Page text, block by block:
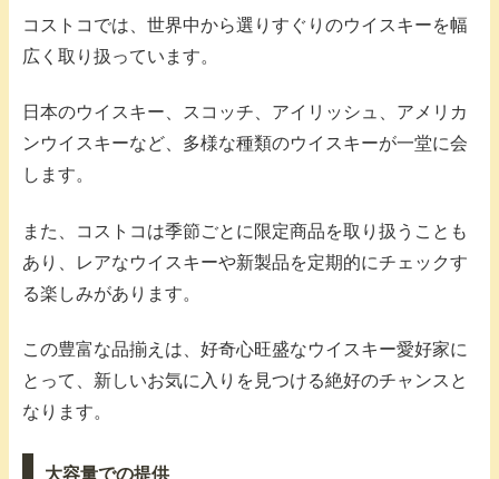
コストコでは、世界中から選りすぐりのウイスキーを幅
広く取り扱っています。
日本のウイスキー、スコッチ、アイリッシュ、アメリカ
ンウイスキーなど、多様な種類のウイスキーが一堂に会
します。
また、コストコは季節ごとに限定商品を取り扱うことも
あり、レアなウイスキーや新製品を定期的にチェックす
る楽しみがあります。
この豊富な品揃えは、好奇心旺盛なウイスキー愛好家に
とって、新しいお気に入りを見つける絶好のチャンスと
なります。
大容量での提供